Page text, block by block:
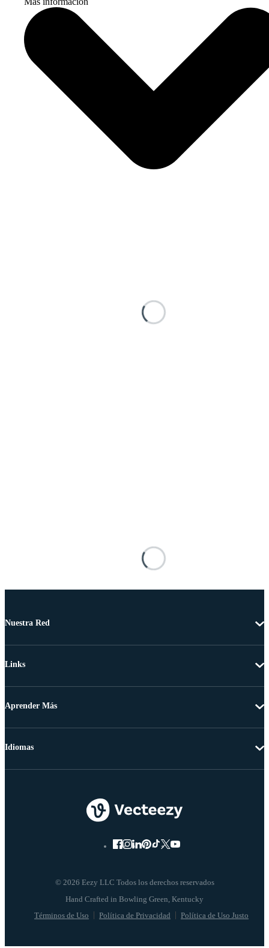
Nuestra Red
Links
Aprender Más
© 2026 Eezy LLC Todos los derechos reservados
Términos de Uso Política de Privacidad Política de Uso Justo
Idiomas